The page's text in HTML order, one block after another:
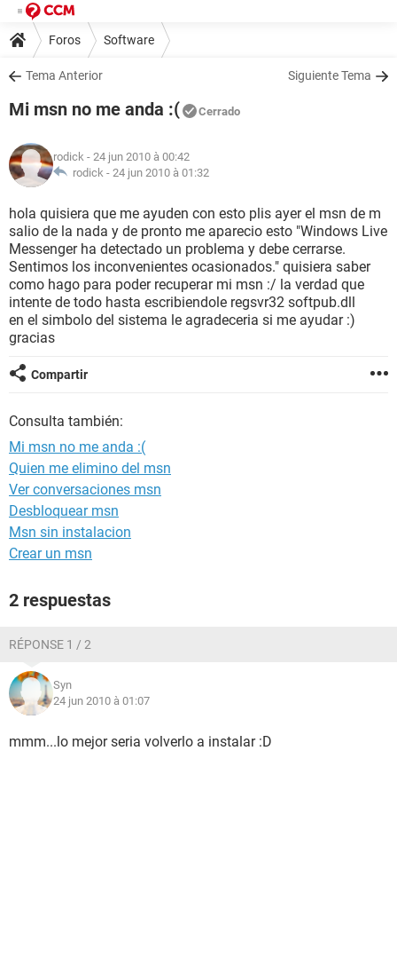
Foros Software
Tema Anterior Siguiente Tema
Mi msn no me anda :( Cerrado
rodick - 24 jun 2010 à 00:42
rodick - 24 jun 2010 à 01:32
hola quisiera que me ayuden con esto plis ayer el msn de m
salio de la nada y de pronto me aparecio esto "Windows Live
Messenger ha detectado un problema y debe cerrarse.
Sentimos los inconvenientes ocasionados." quisiera saber
como hago para poder recuperar mi msn :/ la verdad que
intente de todo hasta escribiendole regsvr32 softpub.dll
en el simbolo del sistema le agradeceria si me ayudar :)
gracias
Compartir
Consulta también:
Mi msn no me anda :(
Quien me elimino del msn
Ver conversaciones msn
Desbloquear msn
Msn sin instalacion
Crear un msn
2 respuestas
RÉPONSE 1 / 2
Syn
24 jun 2010 à 01:07
mmm...lo mejor seria volverlo a instalar :D